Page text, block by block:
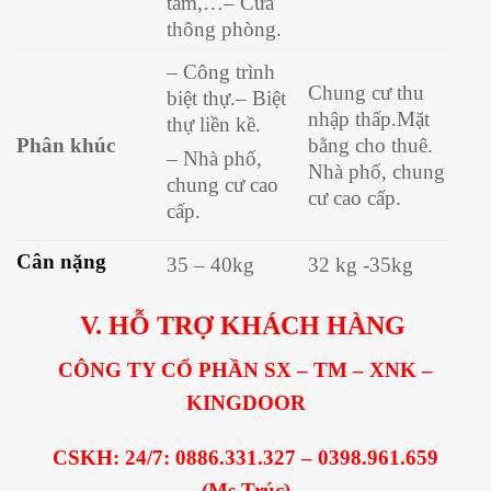
thông phòng.
Phân khúc
– Công trình
biệt thự.– Biệt
thự liền kề.
– Nhà phố,
chung cư cao
cấp.
Chung cư thu
nhập thấp.Mặt
bằng cho thuê.
Nhà phố, chung
cư cao cấp.
Cân nặng 35 – 40kg 32 kg -35kg
V. HỖ TRỢ KHÁCH HÀNG
CÔNG TY CỔ PHẦN SX – TM – XNK –
KINGDOOR
CSKH: 24/7: 0886.331.327 – 0398.961.659